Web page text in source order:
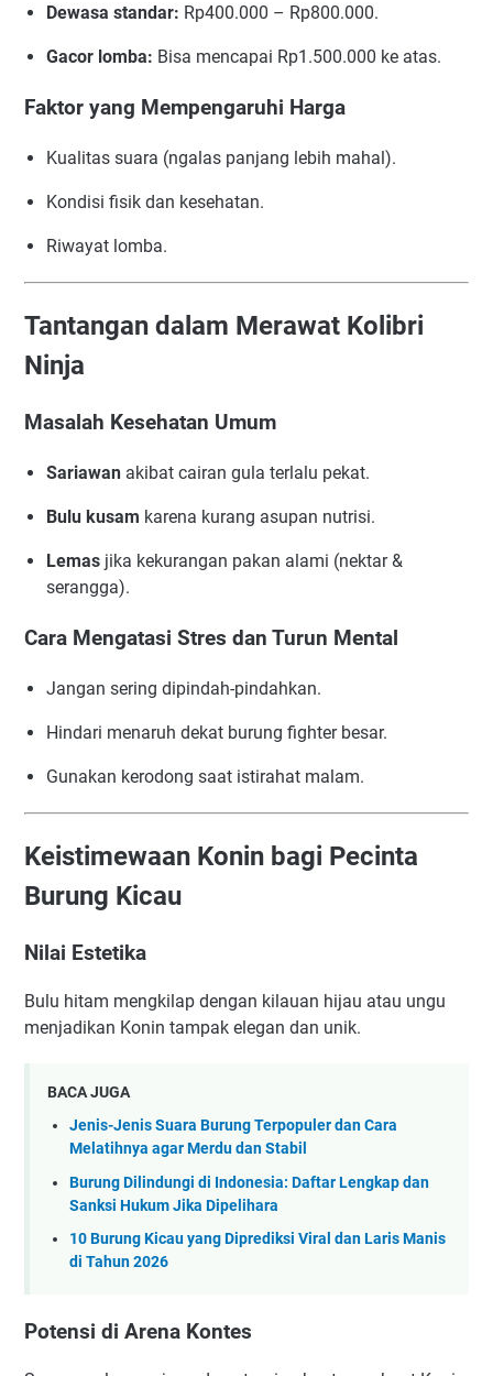
Dewasa standar: Rp400.000 – Rp800.000.
Gacor lomba: Bisa mencapai Rp1.500.000 ke atas.
Faktor yang Mempengaruhi Harga
Kualitas suara (ngalas panjang lebih mahal).
Kondisi fisik dan kesehatan.
Riwayat lomba.
Tantangan dalam Merawat Kolibri
Ninja
Masalah Kesehatan Umum
Sariawan akibat cairan gula terlalu pekat.
Bulu kusam karena kurang asupan nutrisi.
Lemas jika kekurangan pakan alami (nektar &
serangga).
Cara Mengatasi Stres dan Turun Mental
Jangan sering dipindah-pindahkan.
Hindari menaruh dekat burung fighter besar.
Gunakan kerodong saat istirahat malam.
Keistimewaan Konin bagi Pecinta
Burung Kicau
Nilai Estetika
Bulu hitam mengkilap dengan kilauan hijau atau ungu
menjadikan Konin tampak elegan dan unik.
BACA JUGA
Jenis-Jenis Suara Burung Terpopuler dan Cara
Melatihnya agar Merdu dan Stabil
Burung Dilindungi di Indonesia: Daftar Lengkap dan
Sanksi Hukum Jika Dipelihara
10 Burung Kicau yang Diprediksi Viral dan Laris Manis
di Tahun 2026
Potensi di Arena Kontes